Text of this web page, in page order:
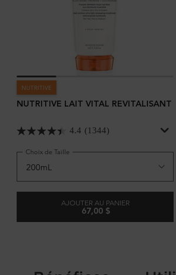
NUTRITIVE
NUTRITIVE LAIT VITAL REVITALISANT
4.4 (1344)
Choix de Taille
AJOUTER AU PANIER
67,00 $